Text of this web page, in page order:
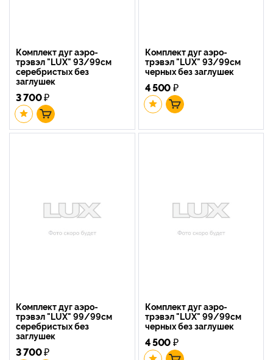
Комплект дуг аэро-
трэвэл "LUX" 93/99см
серебристых без
заглушек
3 700₽
Комплект дуг аэро-
трэвэл "LUX" 93/99см
черных без заглушек
4 500₽
Комплект дуг аэро-
трэвэл "LUX" 99/99см
серебристых без
заглушек
3 700₽
Комплект дуг аэро-
трэвэл "LUX" 99/99см
черных без заглушек
4 500₽